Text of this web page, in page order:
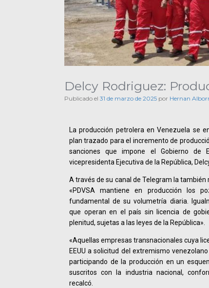
Delcy Rodriguez:
Publicado el 31 de marzo de 2025 por Hernan
La producción petrolera en Venezuela se
plan trazado para el incremento de
sanciones que impone el Gobierno de
vicepresidenta Ejecutiva de la República,
A través de su canal de Telegram la
«PDVSA mantiene en producción los
fundamental de su volumetría diaria.
que operan en el país sin licencia de
plenitud, sujetas a las leyes de la República».
«Aquellas empresas transnacionales cuya
EEUU a solicitud del extremismo
participando de la producción en un
suscritos con la industria nacional,
recalcó.